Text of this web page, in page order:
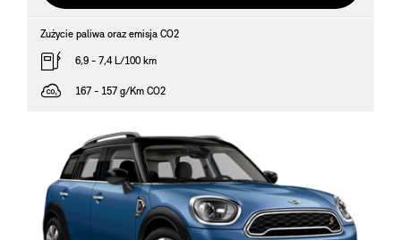
Zużycie paliwa oraz emisja CO2
6,9 - 7,4 L/100 km
167 - 157 g/Km CO2